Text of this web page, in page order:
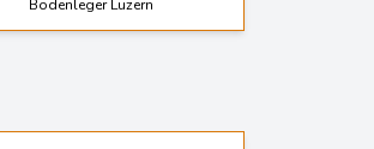
Bodenleger Luzern